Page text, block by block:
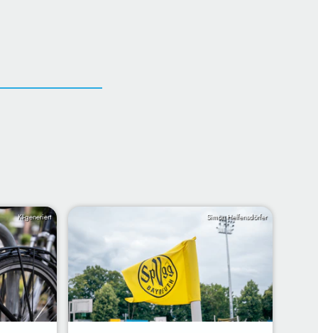
KI-generiert Simon Helfensdörfer